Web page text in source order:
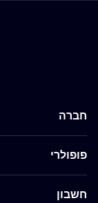
חברה
פופולרי
חשבון